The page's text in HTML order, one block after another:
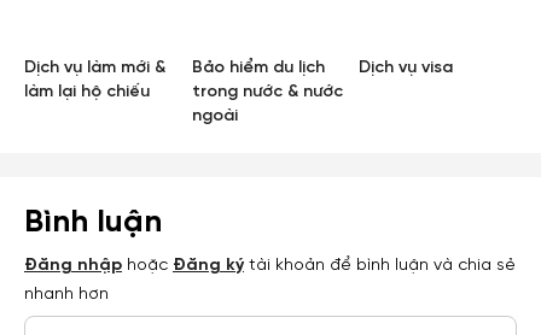
Dịch vụ làm mới &
làm lại hộ chiếu
Bảo hiểm du lịch
trong nước & nước
ngoài
Dịch vụ visa
Bình luận
Đăng nhập hoặc Đăng ký tài khoản để bình luận và chia sẻ
nhanh hơn
Đăng ký
Hoặc đăng nhập bằng